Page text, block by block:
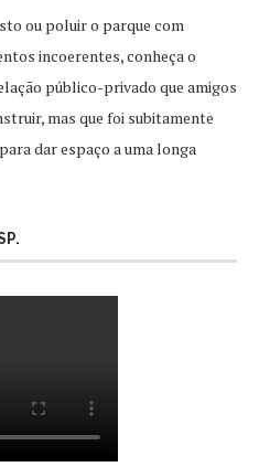
ou poluir o parque com
incoerentes, conheça o
público-privado que amigos
mas que foi subitamente
dar espaço a uma longa